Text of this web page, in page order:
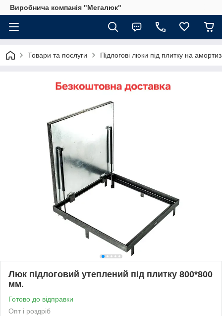
Виробнича компанія "Мегалюк"
Товари та послуги Підлогові люки під плитку на
Люк підлоговий утеплений під плитку 800*800
мм.
Готово до відправки
Опт і роздріб